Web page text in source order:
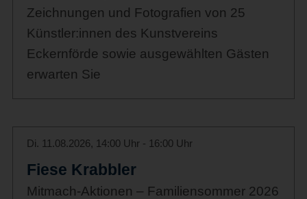
Zeichnungen und Fotografien von 25
Künstler:innen des Kunstvereins
Eckernförde sowie ausgewählten Gästen
erwarten Sie
Di. 11.08.2026, 14:00 Uhr - 16:00 Uhr
Fiese Krabbler
Mitmach-Aktionen – Familiensommer 2026